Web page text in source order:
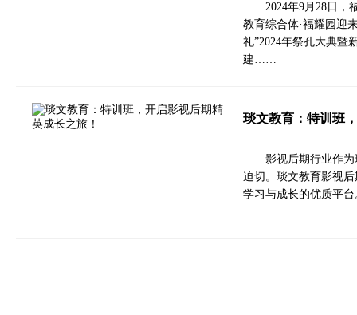
2024年9月28日，
教育综合体·福耀园迎
礼”2024年祭孔大典暨
建……
琰文教育：特训班
影视后期行业作
迫切。琰文教育影视
学习与成长的优质平